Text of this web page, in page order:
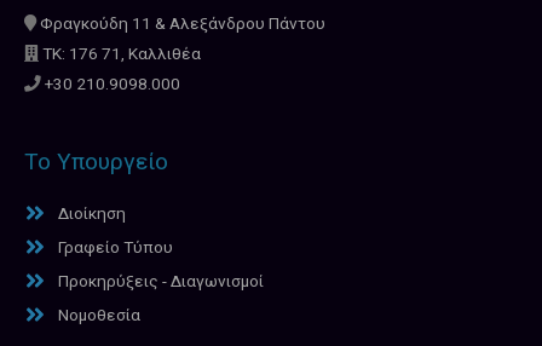
Φραγκούδη 11 & Αλεξάνδρου Πάντου
ΤΚ: 176 71, Καλλιθέα
+30 210.9098.000
Το Υπουργείο
Διοίκηση
Γραφείο Τύπου
Προκηρύξεις - Διαγωνισμοί
Νομοθεσία